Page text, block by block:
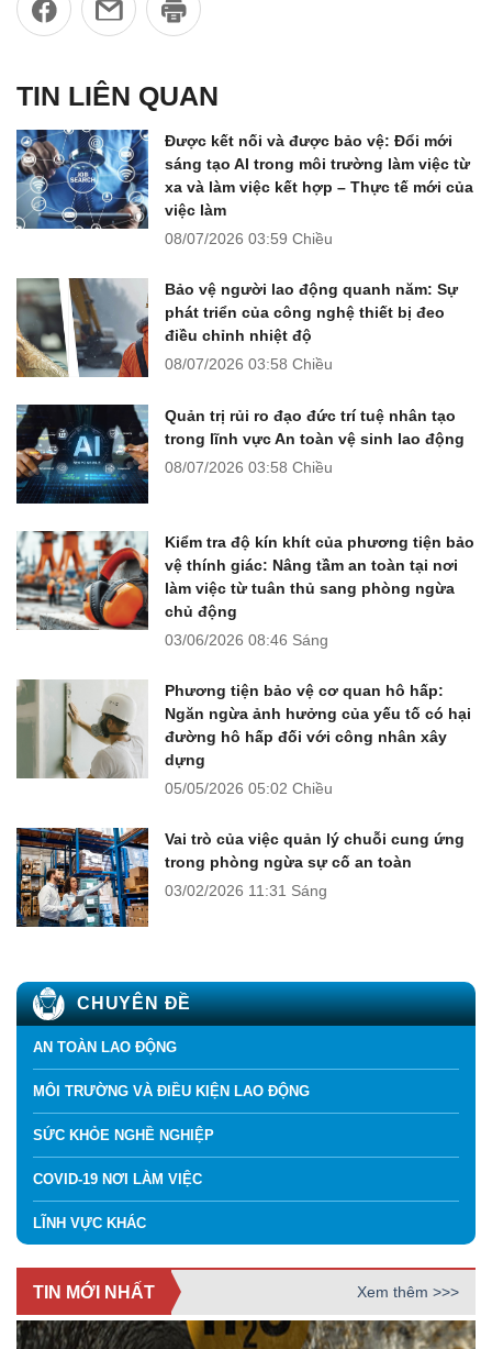
TIN LIÊN QUAN
Được kết nối và được bảo vệ: Đổi mới
sáng tạo AI trong môi trường làm việc từ
xa và làm việc kết hợp – Thực tế mới của
việc làm
08/07/2026 03:59 Chiều
Bảo vệ người lao động quanh năm: Sự
phát triển của công nghệ thiết bị đeo
điều chỉnh nhiệt độ
08/07/2026 03:58 Chiều
Quản trị rủi ro đạo đức trí tuệ nhân tạo
trong lĩnh vực An toàn vệ sinh lao động
08/07/2026 03:58 Chiều
Kiểm tra độ kín khít của phương tiện bảo
vệ thính giác: Nâng tầm an toàn tại nơi
làm việc từ tuân thủ sang phòng ngừa
chủ động
03/06/2026 08:46 Sáng
Phương tiện bảo vệ cơ quan hô hấp:
Ngăn ngừa ảnh hưởng của yếu tố có hại
đường hô hấp đối với công nhân xây
dựng
05/05/2026 05:02 Chiều
Vai trò của việc quản lý chuỗi cung ứng
trong phòng ngừa sự cố an toàn
03/02/2026 11:31 Sáng
CHUYÊN ĐỀ
AN TOÀN LAO ĐỘNG
MÔI TRƯỜNG VÀ ĐIỀU KIỆN LAO ĐỘNG
SỨC KHỎE NGHỀ NGHIỆP
COVID-19 NƠI LÀM VIỆC
LĨNH VỰC KHÁC
TIN MỚI NHẤT Xem thêm >>>